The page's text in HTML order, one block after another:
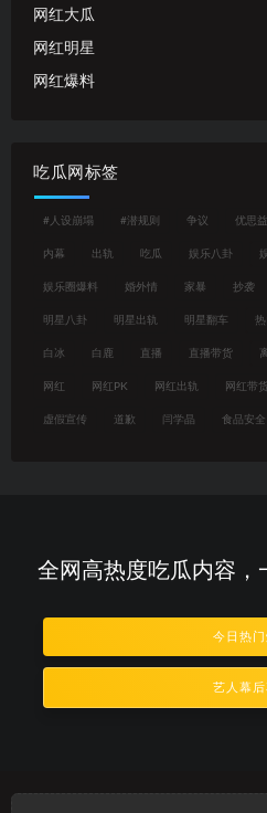
网红大瓜
网红明星
网红爆料
吃瓜网标签
#人设崩塌 #潜规则 争议 优思益
内幕 出轨 吃瓜 娱乐八卦
娱乐圈爆料 婚外情 家暴 抄袭
明星八卦 明星出轨 明星翻车 热
白冰 白鹿 直播 直播带货
网红 网红PK 网红出轨 网红带
虚假宣传 道歉 闫学晶 食品安全
全网高热度吃瓜内容，
今日热
艺人幕